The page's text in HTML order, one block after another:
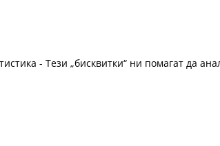
- Тези „бисквитки“ ни помагат да